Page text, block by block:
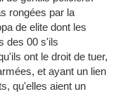
rongées par la
de elite dont les
des 00 s'ils
ont le droit de tuer,
et ayant un lien
qu'elles aient un